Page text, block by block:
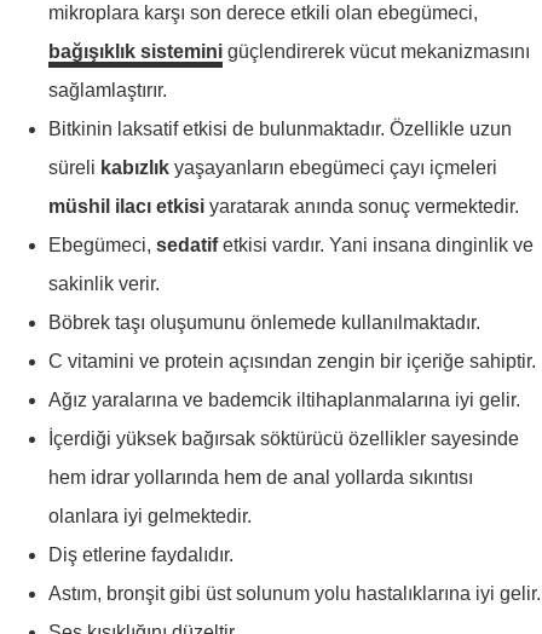
mikroplara karşı son derece etkili olan ebegümeci,
bağışıklık sistemini güçlendirerek vücut mekanizmasını
sağlamlaştırır.
Bitkinin laksatif etkisi de bulunmaktadır. Özellikle uzun
süreli kabızlık yaşayanların ebegümeci çayı içmeleri
müshil ilacı etkisi yaratarak anında sonuç vermektedir.
Ebegümeci, sedatifetkisi vardır. Yani insana dinginlik ve
sakinlik verir.
Böbrek taşı oluşumunu önlemede kullanılmaktadır.
C vitamini ve protein açısından zengin bir içeriğe sahiptir.
Ağız yaralarına ve bademcik iltihaplanmalarına iyi gelir.
İçerdiği yüksek bağırsak söktürücü özellikler sayesinde
hem idrar yollarında hem de anal yollarda sıkıntısı
olanlara iyi gelmektedir.
Diş etlerine faydalıdır.
Astım, bronşit gibi üst solunum yolu hastalıklarına iyi gelir.